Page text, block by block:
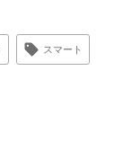
スマート